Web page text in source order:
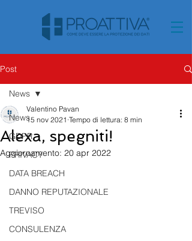
Post
News
GDPR
PRIVACY
DATA BREACH
DANNO REPUTAZIONALE
TREVISO
CONSULENZA
News
Alexa, spegniti!
Valentino Pavan
15 nov 2021 Tempo di lettura: 8 min
Aggiornamento: 20 apr 2022